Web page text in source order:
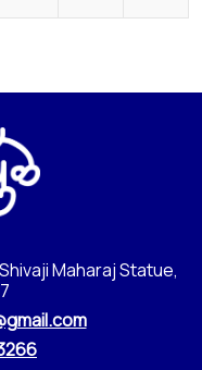
Maharaj Statue,